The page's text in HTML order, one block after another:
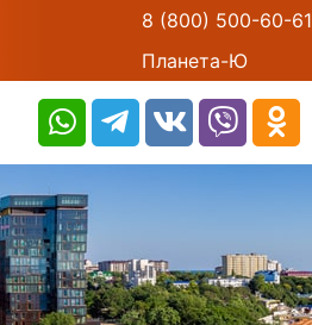
8 (800) 500-60-61
Планета-Ю